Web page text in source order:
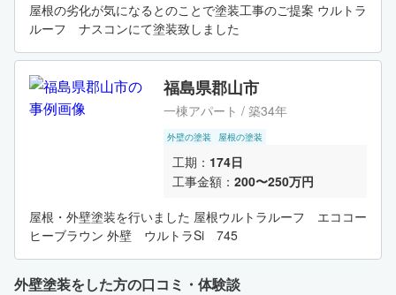
屋根の劣化が気になるとのことで塗装工事のご提案 ウルトラ
ルーフ ナスコンにて塗装致しました
福島県郡山市
一棟アパート / 築34年
外壁の塗装 屋根の塗装
工期： 174日
工事金額： 200〜250万円
屋根・外壁塗装を行いました 屋根ウルトラルーフ エココー
ヒーブラウン 外壁 ウルトラSi 745
外壁塗装をした方の口コミ・体験談